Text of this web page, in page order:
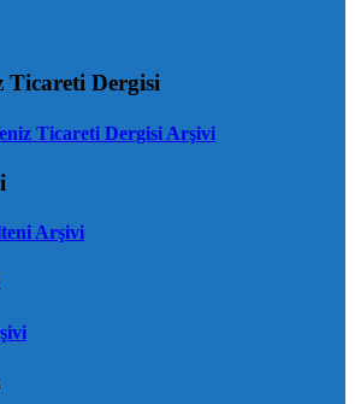
Ticareti Dergisi
Ticareti Dergisi Arşivi
Arşivi